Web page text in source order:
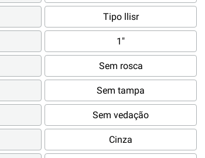
Tipo llisr
1"
Sem rosca
Sem tampa
Sem vedação
Cinza